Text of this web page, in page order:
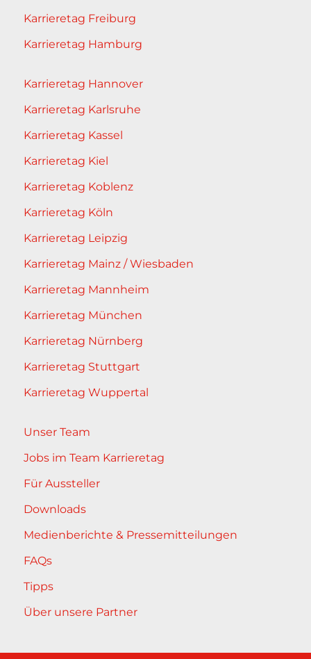
Karrieretag Freiburg
Karrieretag Hamburg
Karrieretag Hannover
Karrieretag Karlsruhe
Karrieretag Kassel
Karrieretag Kiel
Karrieretag Koblenz
Karrieretag Köln
Karrieretag Leipzig
Karrieretag Mainz / Wiesbaden
Karrieretag Mannheim
Karrieretag München
Karrieretag Nürnberg
Karrieretag Stuttgart
Karrieretag Wuppertal
Unser Team
Jobs im Team Karrieretag
Für Aussteller
Downloads
Medienberichte & Pressemitteilungen
FAQs
Tipps
Über unsere Partner